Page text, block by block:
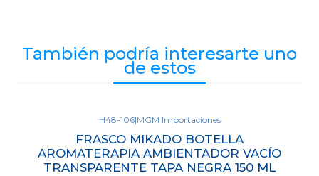
También podría interesarte uno
de estos
H48-106|MGM Importaciones
FRASCO MIKADO BOTELLA
AROMATERAPIA AMBIENTADOR VACÍO
TRANSPARENTE TAPA NEGRA 150 ML